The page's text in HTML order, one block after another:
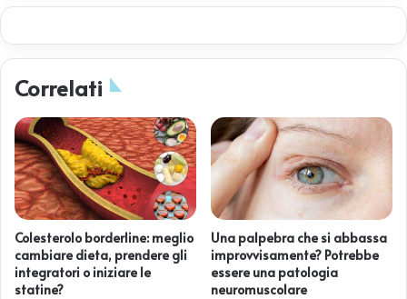
Correlati
Colesterolo borderline: meglio
cambiare dieta, prendere gli
integratori o iniziare le
statine?
Una palpebra che si abbassa
improvvisamente? Potrebbe
essere una patologia
neuromuscolare